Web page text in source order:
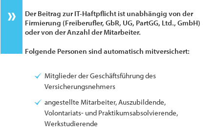
Der Beitrag zur IT-Haftpflicht ist unabhängig von der
Firmierung (Freiberufler, GbR, UG, PartGG, Ltd., GmbH)
oder von der Anzahl der Mitarbeiter.
Folgende Personen sind automatisch mitversichert:
Mitglieder der Geschäftsführung des
Versicherungsnehmers
angestellte Mitarbeiter, Auszubildende,
Volontariats- und Praktikumsabsolvierende,
Werkstudierende